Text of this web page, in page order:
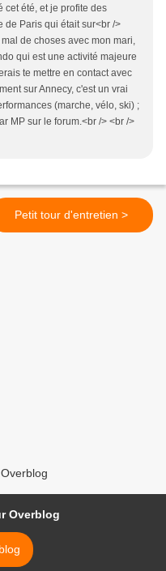
cet été, et je profite des
de Paris qui était sur<br />
de choses avec mon mari,
qui est une activité majeure
te mettre en contact avec
sur Annecy, c'est un vrai
(marche, vélo, ski) ;
MP sur le forum.<br /> <br />
Petit tour d'entretien >
Overblog